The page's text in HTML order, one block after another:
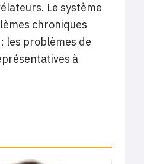
Le système
chroniques
les problèmes de
à